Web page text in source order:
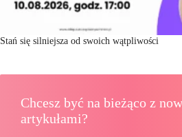
Stań się silniejsza od swoich wątpliwości
Chcesz być na bieżąco z
artykułami?